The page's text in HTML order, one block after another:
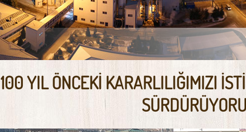
100 YIL ÖNCEKİ KARARLILIĞIMIZI